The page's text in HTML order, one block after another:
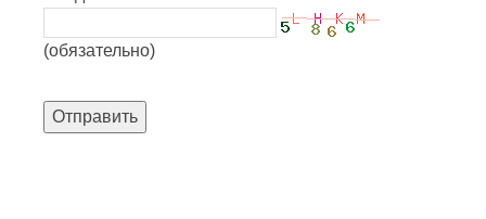
(обязательно)
Отправить